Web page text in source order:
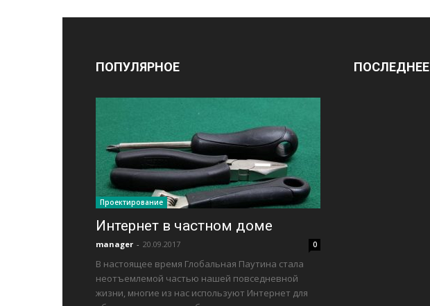
ПОПУЛЯРНОЕ
Проектирование
Интернет в частном доме
manager - 20.09.2017 0
В настоящее время Глобальная Паутина стала
неотъемлемой частью нашей повседневной
жизни, многие из нас используют Интернет для
ПОСЛЕДНЕЕ